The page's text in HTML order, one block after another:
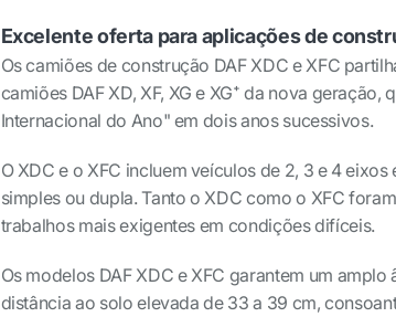
Excelente oferta para aplicações de
Os camiões de construção DAF XDC e XFC
camiões DAF XD, XF, XG e XG⁺ da nova
Internacional do Ano" em dois anos sucessivos.
O XDC e o XFC incluem veículos de 2, 3 e 4
simples ou dupla. Tanto o XDC como o XFC
trabalhos mais exigentes em condições difíceis.
Os modelos DAF XDC e XFC garantem um
distância ao solo elevada de 33 a 39 cm,